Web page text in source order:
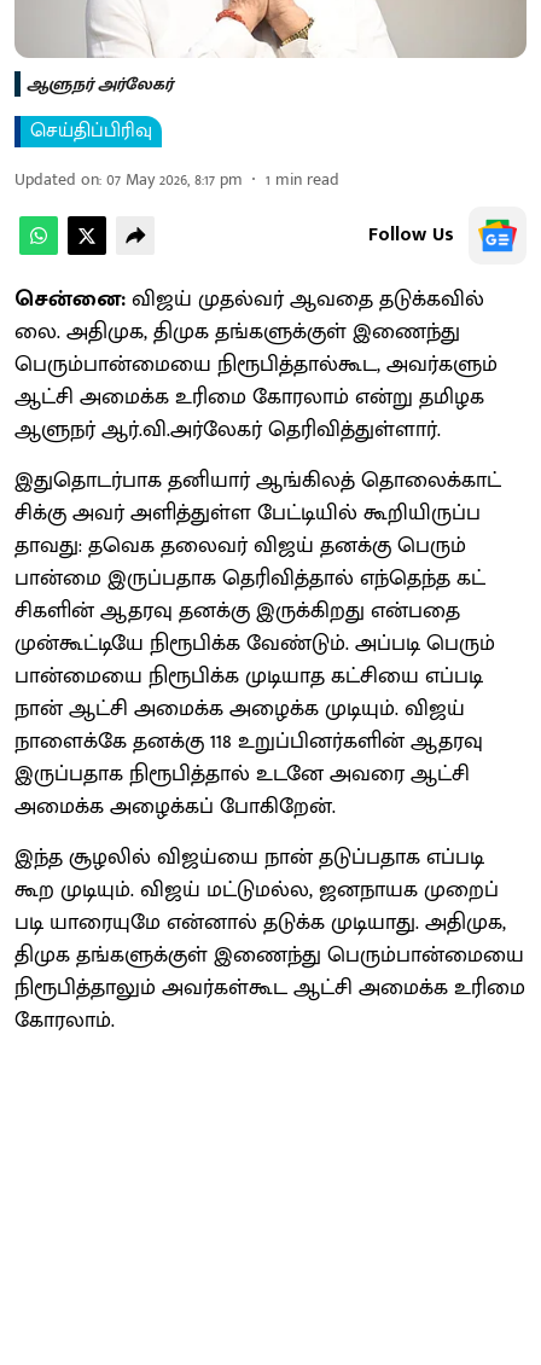
ஆளுநர் அர்லேகர்
செய்திப்பிரிவு
Updated on:07 May 2026, 8:17 pm 1 min read
Follow Us
சென்னை:விஜய் முதல்​வர் ஆவதை தடுக்​க​வில்​
லை. அதி​முக, திமுக தங்​களுக்​குள் இணைந்து
பெரும்​பான்​மையை நிரூபித்​தால்​கூட, அவர்​களும்
ஆட்சி அமைக்க உரிமை கோரலாம் என்று தமிழக
ஆளுநர் ஆர்​.​வி.அர்​லேகர் தெரி​வித்​துள்​ளார்.
இதுதொடர்​பாக தனி​யார் ஆங்​கிலத் தொலைக்​காட்​
சிக்கு அவர் அளித்​துள்ள பேட்​டி​யில் கூறி​யிருப்​ப​
தாவது: தவெக தலை​வர் விஜய் தனக்கு பெரும்​
பான்மை இருப்​ப​தாக தெரி​வித்​தால் எந்தெந்த கட்​
சிகளின் ஆதரவு தனக்கு இருக்​கிறது என்​பதை
முன்கூட்​டியே நிரூபிக்க வேண்​டும். அப்​படி பெரும்​
பான்​மையை நிரூபிக்க முடி​யாத கட்​சியை எப்​படி
நான் ஆட்சி அமைக்க அழைக்க முடி​யும். விஜய்
நாளைக்கே தனக்கு 118 உறுப்​பினர்​களின் ஆதரவு
இருப்​ப​தாக நிரூபித்​தால் உடனே அவரை ஆட்சி
அமைக்க அழைக்​கப் போகிறேன்.
இந்த சூழலில் விஜய்யை நான் தடுப்​ப​தாக எப்​படி
கூற முடி​யும். விஜய் மட்​டுமல்ல, ஜனநாயக முறைப்​
படி யாரை​யுமே என்​னால் தடுக்க முடி​யாது. அதி​முக,
திமுக தங்​களுக்​குள் இணைந்து பெரும்​பான்​மையை
நிரூபித்​தா​லும் அவர்​கள்​கூட ஆட்சி அமைக்க உரிமை
கோரலாம்.